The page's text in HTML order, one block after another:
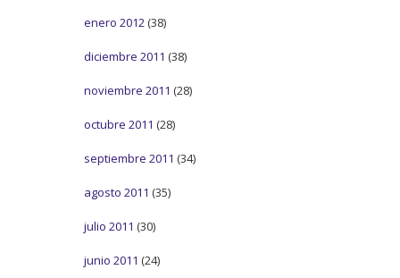
enero 2012 (38)
diciembre 2011 (38)
noviembre 2011 (28)
octubre 2011 (28)
septiembre 2011 (34)
agosto 2011 (35)
julio 2011 (30)
junio 2011 (24)